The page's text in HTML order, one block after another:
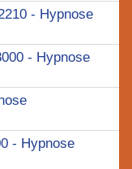
- Hypnose
- Hypnose
- Hypnose